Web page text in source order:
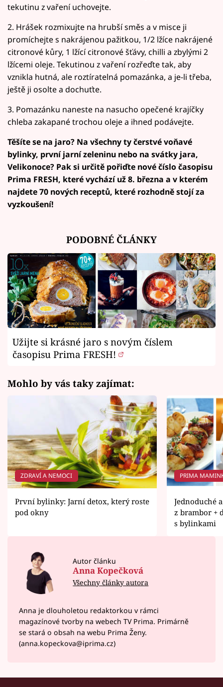
tekutinu z vaření uchovejte.
2. Hrášek rozmixujte na hrubší směs a v misce ji
promíchejte s nakrájenou pažitkou, 1/2 lžíce nakrájené
citronové kůry, 1 lžící citronové šťávy, chilli a zbylými 2
lžícemi oleje. Tekutinou z vaření rozřeďte tak, aby
vznikla hutná, ale roztíratelná pomazánka, a je-li třeba,
ještě ji osolte a dochuťte.
3. Pomazánku naneste na nasucho opečené krajíčky
chleba zakapané trochou oleje a ihned podávejte.
Těšíte se na jaro? Na všechny ty čerstvé voňavé
bylinky, první jarní zeleninu nebo na svátky jara,
Velikonoce? Pak si určitě pořiďte nové číslo časopisu
Prima FRESH, které vychází už 8. března a v kterém
najdete 70 nových receptů, které rozhodně stojí za
vyzkoušení!
PODOBNÉ ČLÁNKY
Užijte si krásné jaro s novým číslem
časopisu Prima FRESH!
Mohlo by vás taky zajímat:
ZDRAVÍ A NEMOCI
První bylinky: Jarní detox, který roste
pod okny
PRIMA
Jednoduché
z brambor +
s bylinkami
Autor článku
Anna Kopečková
Všechny články autora
Anna je dlouholetou redaktorkou v rámci
magazínové tvorby na webech TV Prima. Primárně
se stará o obsah na webu Prima Ženy.
(anna.kopeckova@iprima.cz)